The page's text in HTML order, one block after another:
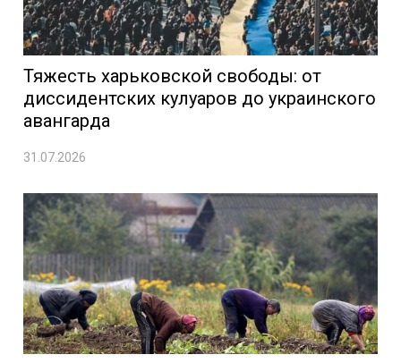
Тяжесть харьковской свободы: от
диссидентских кулуаров до украинского
авангарда
31.07.2026